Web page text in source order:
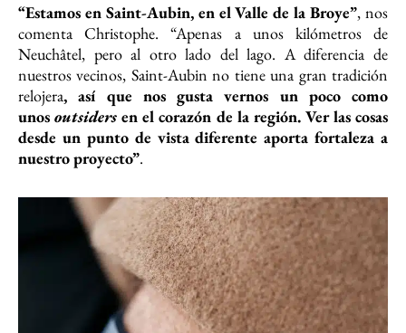
“Estamos en Saint-Aubin, en el Valle de la Broye”, nos
comenta Christophe. “Apenas a unos kilómetros de
Neuchâtel, pero al otro lado del lago. A diferencia de
nuestros vecinos, Saint-Aubin no tiene una gran tradición
relojera, así que nos gusta vernos un poco como
unosoutsiders en el corazón de la región. Ver las cosas
desde un punto de vista diferente aporta fortaleza a
nuestro proyecto”.